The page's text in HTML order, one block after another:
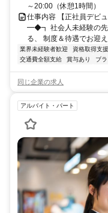
～20:00（休憩1時間）
仕事内容 【正社員デ
━◆┓ 社会人未経験の先
る、 制度＆待遇で
業界未経験者歓迎 資格取得支
交通費全額支給
賞与あり ブ
同じ企業の求人
アルバイト・パート